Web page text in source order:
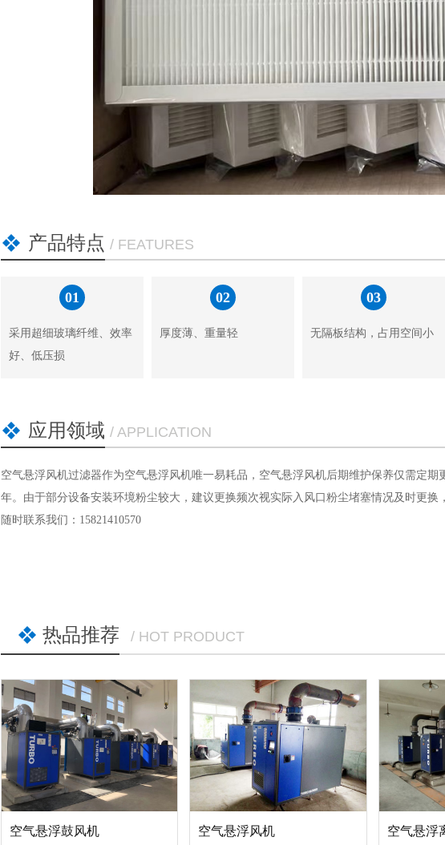
产品特点 / FEATURES
01
采用超细玻璃纤维、效率
好、低压损
02
厚度薄、重量轻
03
无隔板结构，占用空间小
应用领域 / APPLICATION
空气悬浮风机过滤器作为空气悬浮风机唯一易耗品，空气悬浮风机后期维护保养仅需定期
年。由于部分设备安装环境粉尘较大，建议更换频次视实际入风口粉尘堵塞情况及时更
随时联系我们：15821410570
热品推荐 / HOT PRODUCT
空气悬浮鼓风机 空气悬浮风机 空气悬浮